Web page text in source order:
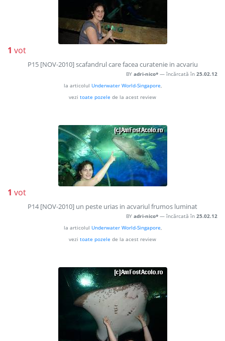
1 vot
P15 [NOV-2010] scafandrul care facea curatenie in acvariu
BY adri-nico* — încărcată în 25.02.12
la articolul Underwater World-Singapore,
vezi toate pozele de la acest review
1 vot
P14 [NOV-2010] un peste urias in acvariul frumos luminat
BY adri-nico* — încărcată în 25.02.12
la articolul Underwater World-Singapore,
vezi toate pozele de la acest review